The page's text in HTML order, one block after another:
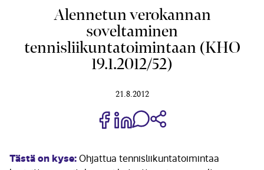
Alennetun verokannan
soveltaminen
tennisliikuntatoimintaan (KHO
19.1.2012/52)
21.8.2012
Jaa Share on Facebook
Jaa Share on LinkedIn
Jaa WhatsApp-viestinä
Tästä on kyse:Ohjattua tennisliikuntatoimintaa